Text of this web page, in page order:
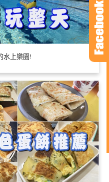
水上樂園!